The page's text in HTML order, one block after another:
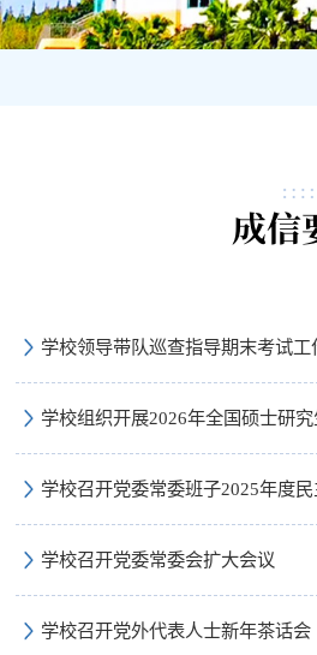
成信
学校领导带队巡查指导期末考试工
学校组织开展2026年全国硕士研
学校召开党委常委班子2025年度
学校召开党委常委会扩大会议
学校召开党外代表人士新年茶话会